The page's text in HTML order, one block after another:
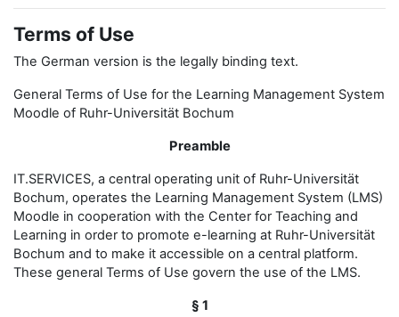
Terms of Use
The German version is the legally binding text.
General Terms of Use for the Learning Management System
Moodle of Ruhr-Universität Bochum
Preamble
IT.SERVICES, a central operating unit of Ruhr-Universität
Bochum, operates the Learning Management System (LMS)
Moodle in cooperation with the Center for Teaching and
Learning in order to promote e-learning at Ruhr-Universität
Bochum and to make it accessible on a central platform.
These general Terms of Use govern the use of the LMS.
§ 1